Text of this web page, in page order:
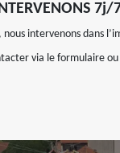
nous intervenons dans
via le formulaire ou